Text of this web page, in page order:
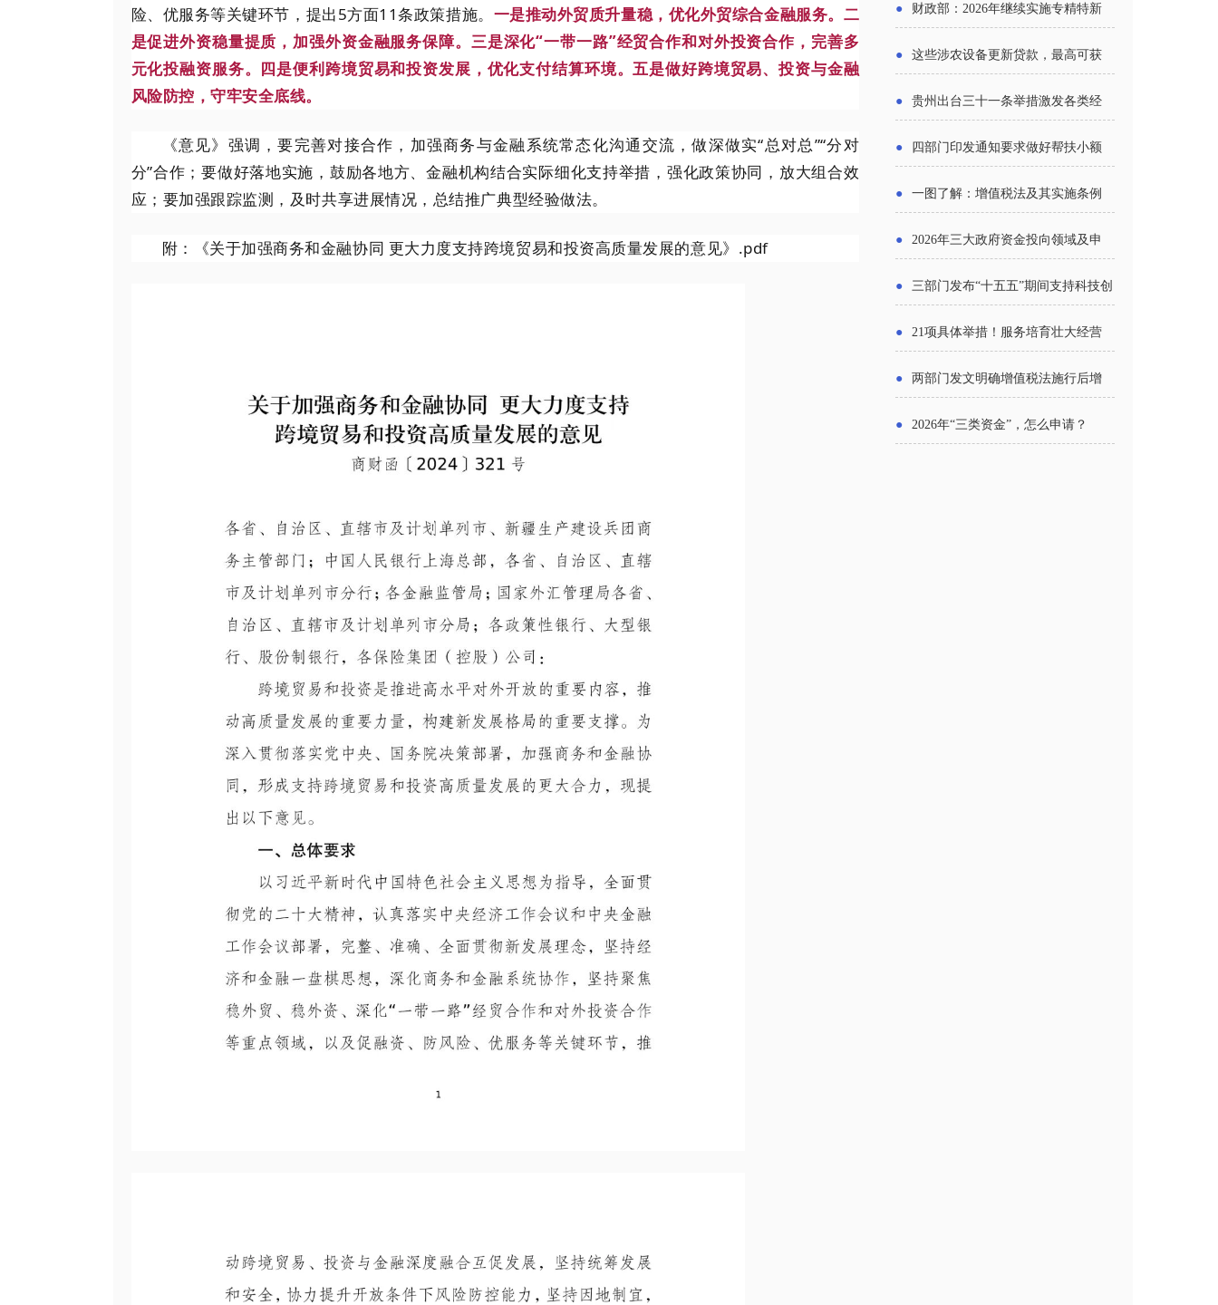
险、优服务等关键环节，提出5方面11条政策措施。 一是推动外贸质升量稳，优化外贸综合金融服务。二
是促进外资稳量提质，加强外资金融服务保障。三是深化“一带一路”经贸合作和对外投资合作，完善多
元化投融资服务。四是便利跨境贸易和投资发展，优化支付结算环境。五是做好跨境贸易、投资与金融
风险防控，守牢安全底线。
《意见》强调，要完善对接合作，加强商务与金融系统常态化沟通交流，做深做实“总对总”“分对
分”合作；要做好落地实施，鼓励各地方、金融机构结合实际细化支持举措，强化政策协同，放大组合效
应；要加强跟踪监测，及时共享进展情况，总结推广典型经验做法。
附：《关于加强商务和金融协同 更大力度支持跨境贸易和投资高质量发展的意见》.pdf
● 财政部：2026年继续实施专精特新
● 这些涉农设备更新贷款，最高可获
● 贵州出台三十一条举措激发各类经
● 四部门印发通知要求做好帮扶小额
● 一图了解：增值税法及其实施条例
● 2026年三大政府资金投向领域及申
● 三部门发布“十五五”期间支持科技创
● 21项具体举措！服务培育壮大经营
● 两部门发文明确增值税法施行后增
● 2026年“三类资金”，怎么申请？